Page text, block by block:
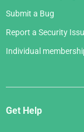
Submit a Bug
Report a Security
Individual
Get Help